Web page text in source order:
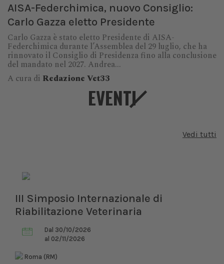
AISA-Federchimica, nuovo Consiglio:
Carlo Gazza eletto Presidente
Carlo Gazza è stato eletto Presidente di AISA-
Federchimica durante l’Assemblea del 29 luglio, che ha
rinnovato il Consiglio di Presidenza fino alla conclusione
del mandato nel 2027. Andrea...
A cura di Redazione Vet33
EVENTI
Vedi tutti
III Simposio Internazionale di
Riabilitazione Veterinaria
Dal 30/10/2026
al 02/11/2026
Roma (RM)